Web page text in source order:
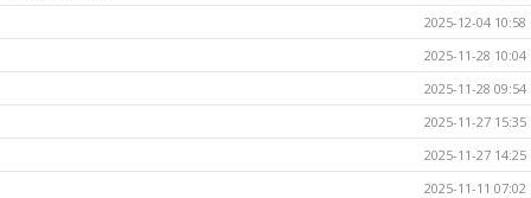
2025-12-04 10:58
2025-11-28 10:04
2025-11-28 09:54
2025-11-27 15:35
2025-11-27 14:25
2025-11-11 07:02